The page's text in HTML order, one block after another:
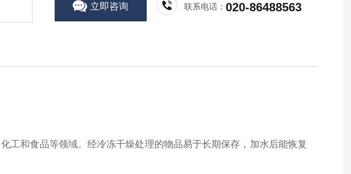
立即咨询 联系电话：020-86488563
工和食品等领域。经冷冻干燥处理的物品易于长期保存，加水后能恢复